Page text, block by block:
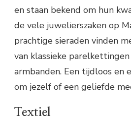
en staan bekend om hun
de vele juwelierszaken op
prachtige sieraden vinden
van klassieke
armbanden. Een tijdloos en
om jezelf of een geliefde
Textiel